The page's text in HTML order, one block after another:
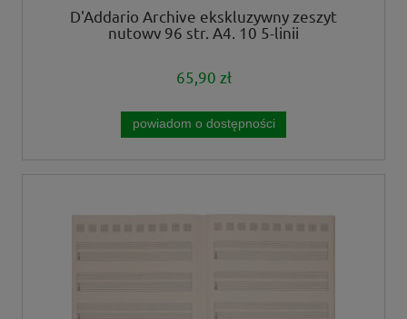
D'Addario Archive ekskluzywny zeszyt
nutowy 96 str. A4, 10 5-linii
65,90 zł
powiadom o dostępności